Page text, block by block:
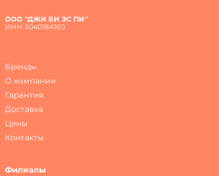
ООО "ДЖИ БИ ЭС ПИ"
ИНН 5040184160
Бренд
О компании
Гарантия
Доставка
Цены
Контакты
Филиалы